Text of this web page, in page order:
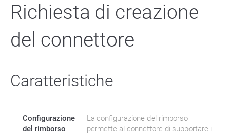
Richiesta di creazione
del connettore
Caratteristiche
Configurazione
del rimborso
La configurazione del rimborso
permette al connettore di supportare i